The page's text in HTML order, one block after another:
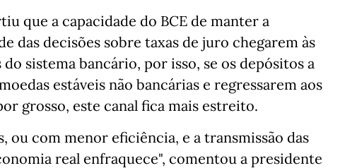
que a capacidade do BCE de manter a
das decisões sobre taxas de juro chegarem às
sistema bancário, por isso, se os depósitos a
estáveis não bancárias e regressarem aos
grosso, este canal fica mais estreito.
ou com menor eficiência, e a transmissão das
real enfraquece", comentou a presidente